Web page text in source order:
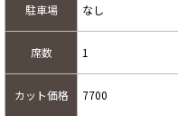
駐車場 なし
席数 1
カット価格 7700